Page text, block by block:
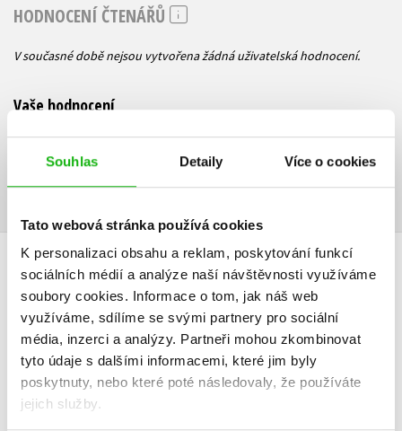
Souhlas Detaily Více o cookies
Tato webová stránka používá cookies
K personalizaci obsahu a reklam, poskytování funkcí
sociálních médií a analýze naší návštěvnosti využíváme
soubory cookies. Informace o tom, jak náš web
využíváme, sdílíme se svými partnery pro sociální
média, inzerci a analýzy. Partneři mohou zkombinovat
tyto údaje s dalšími informacemi, které jim byly
poskytnuty, nebo které poté následovaly, že používáte
jejich služby.
HODNOCENÍ ČTENÁŘŮ
V současné době nejsou vytvořena žádná uživatelská hodnocení.
Vaše hodnocení
Uživatelskou recenzi mohou vkládat pouze registrovaní uživatelé
AUTOR KNIHY